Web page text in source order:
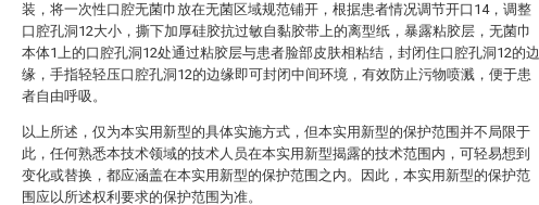
装，将一次性口腔无菌巾放在无菌区域规范铺开，根据患者情况调节开口14，调整
口腔孔洞12大小，撕下加厚硅胶抗过敏自黏胶带上的离型纸，暴露粘胶层，无菌巾
本体1上的口腔孔洞12处通过粘胶层与患者脸部皮肤相粘结，封闭住口腔孔洞12的边
缘，手指轻轻压口腔孔洞12的边缘即可封闭中间环境，有效防止污物喷溅，便于患
者自由呼吸。
以上所述，仅为本实用新型的具体实施方式，但本实用新型的保护范围并不局限于
此，任何熟悉本技术领域的技术人员在本实用新型揭露的技术范围内，可轻易想到
变化或替换，都应涵盖在本实用新型的保护范围之内。因此，本实用新型的保护范
围应以所述权利要求的保护范围为准。